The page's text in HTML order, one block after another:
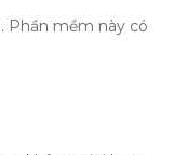
Phần mềm này có